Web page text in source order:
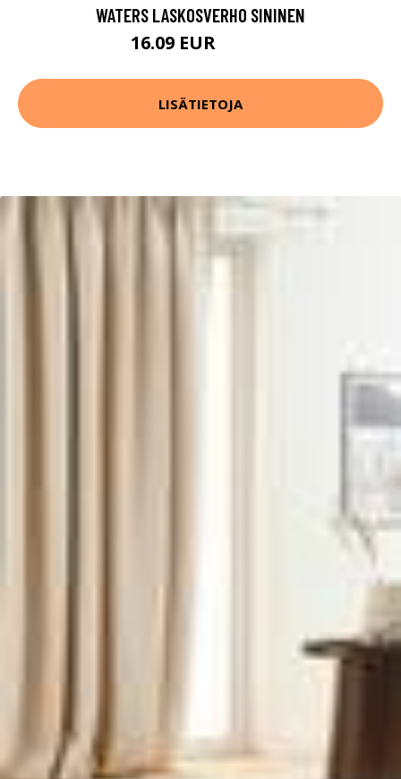
WATERS LASKOSVERHO SININEN
16.09 EUR
LISÄTIETOJA